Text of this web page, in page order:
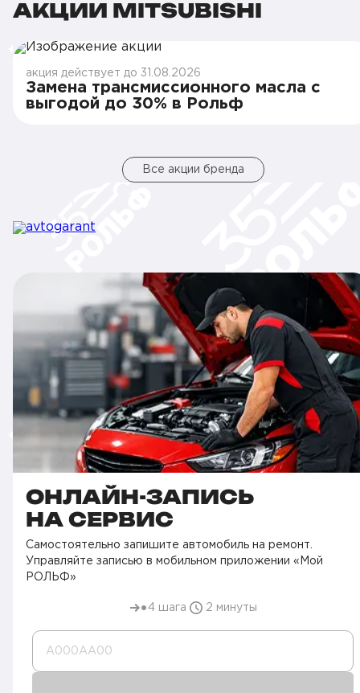
АКЦИИ MITSUBISHI
акция действует до 31.08.2026
Замена трансмиссионного масла с
выгодой до 30% в Рольф
Все акции бренда
ОНЛАЙН-ЗАПИСЬ
НА СЕРВИС
Самостоятельно запишите автомобиль на ремонт.
Управляйте записью в мобильном приложении «Мой
РОЛЬФ»
4 шага 2 минуты
А000AA00